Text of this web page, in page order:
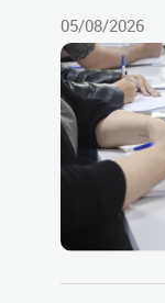
05/08/2026